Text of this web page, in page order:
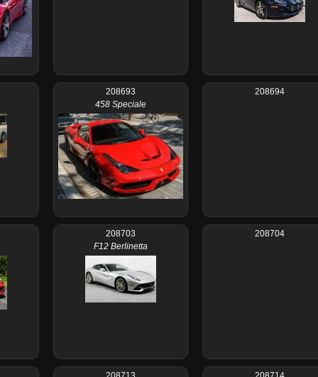
208693
458 Speciale
208694
208703
F12 Berlinetta
208704